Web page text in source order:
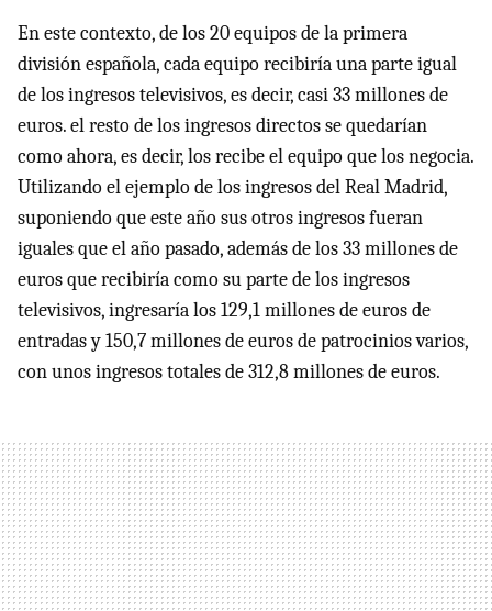
En este contexto, de los 20 equipos de la primera
división española, cada equipo recibiría una parte igual
de los ingresos televisivos, es decir, casi 33 millones de
euros. el resto de los ingresos directos se quedarían
como ahora, es decir, los recibe el equipo que los negocia.
Utilizando el ejemplo de los ingresos del Real Madrid,
suponiendo que este año sus otros ingresos fueran
iguales que el año pasado, además de los 33 millones de
euros que recibiría como su parte de los ingresos
televisivos, ingresaría los 129,1 millones de euros de
entradas y 150,7 millones de euros de patrocinios varios,
con unos ingresos totales de 312,8 millones de euros.